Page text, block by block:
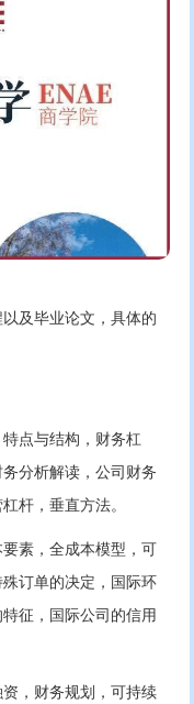
及毕业论文，具体的
点与结构，财务杠
分析解读，公司财务
杆，垂直方法。
素，全成本模型，可
订单的决定，国际环
征，国际公司的信用
，财务规划，可持续